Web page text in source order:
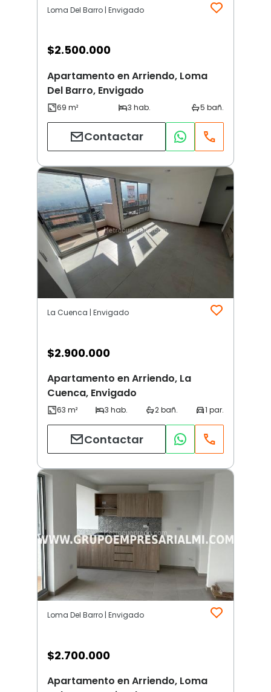
Loma Del Barro | Envigado
$2.500.000
Apartamento en Arriendo, Loma
Del Barro, Envigado
Contactar
La Cuenca | Envigado
$2.900.000
Apartamento en Arriendo, La
Cuenca, Envigado
Contactar
Loma Del Barro | Envigado
$2.700.000
Apartamento en Arriendo, Loma